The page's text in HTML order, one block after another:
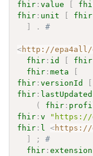
fhir :value
fhir : unit fhir
. #
<http://epa4all/
fhir : id fhir
fhir :meta
fhir :versionId
fhir : lastUpdated
(
fhir :
fhir :v
"https://
fhir : l <https://
;
#
fhir :extension